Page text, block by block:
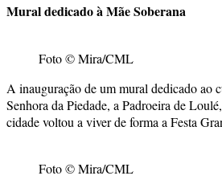
Mural dedicado à Mãe Soberana
Foto © Mira/CML
A inauguração de um mural dedicado ao
Senhora da Piedade, a Padroeira de
cidade voltou a viver de forma a Festa
Foto © Mira/CML